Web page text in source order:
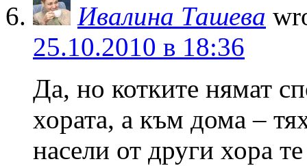
Ивалина Ташева
25.10.2010 в 18:36
Да, но котките нямат
хората, а към дома –
насели от други хора